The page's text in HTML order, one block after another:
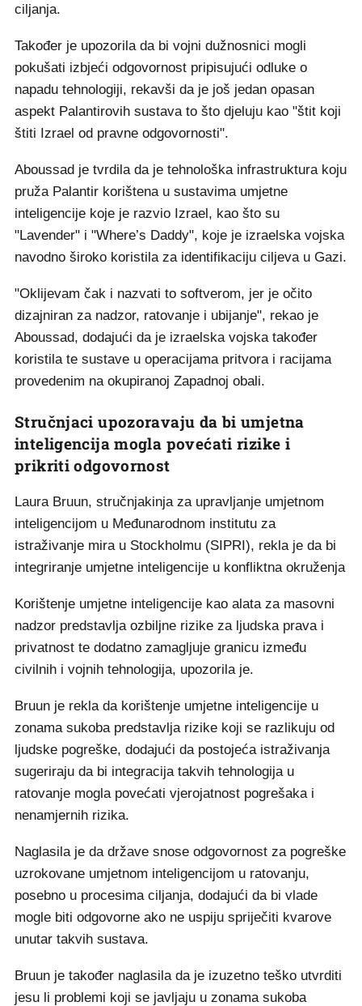
ciljanja.
Također je upozorila da bi vojni dužnosnici mogli
pokušati izbjeći odgovornost pripisujući odluke o
napadu tehnologiji, rekavši da je još jedan opasan
aspekt Palantirovih sustava to što djeluju kao "štit koji
štiti Izrael od pravne odgovornosti".
Aboussad je tvrdila da je tehnološka infrastruktura koju
pruža Palantir korištena u sustavima umjetne
inteligencije koje je razvio Izrael, kao što su
"Lavender" i "Where’s Daddy", koje je izraelska vojska
navodno široko koristila za identifikaciju ciljeva u Gazi.
"Oklijevam čak i nazvati to softverom, jer je očito
dizajniran za nadzor, ratovanje i ubijanje", rekao je
Aboussad, dodajući da je izraelska vojska također
koristila te sustave u operacijama pritvora i racijama
provedenim na okupiranoj Zapadnoj obali.
Stručnjaci upozoravaju da bi umjetna
inteligencija mogla povećati rizike i
prikriti odgovornost
Laura Bruun, stručnjakinja za upravljanje umjetnom
inteligencijom u Međunarodnom institutu za
istraživanje mira u Stockholmu (SIPRI), rekla je da bi
integriranje umjetne inteligencije u konfliktna okruženja
Korištenje umjetne inteligencije kao alata za masovni
nadzor predstavlja ozbiljne rizike za ljudska prava i
privatnost te dodatno zamagljuje granicu između
civilnih i vojnih tehnologija, upozorila je.
Bruun je rekla da korištenje umjetne inteligencije u
zonama sukoba predstavlja rizike koji se razlikuju od
ljudske pogreške, dodajući da postojeća istraživanja
sugeriraju da bi integracija takvih tehnologija u
ratovanje mogla povećati vjerojatnost pogrešaka i
nenamjernih rizika.
Naglasila je da države snose odgovornost za pogreške
uzrokovane umjetnom inteligencijom u ratovanju,
posebno u procesima ciljanja, dodajući da bi vlade
mogle biti odgovorne ako ne uspiju spriječiti kvarove
unutar takvih sustava.
Bruun je također naglasila da je izuzetno teško utvrditi
jesu li problemi koji se javljaju u zonama sukoba